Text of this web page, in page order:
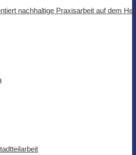
nachhaltige Praxisarbeit auf dem